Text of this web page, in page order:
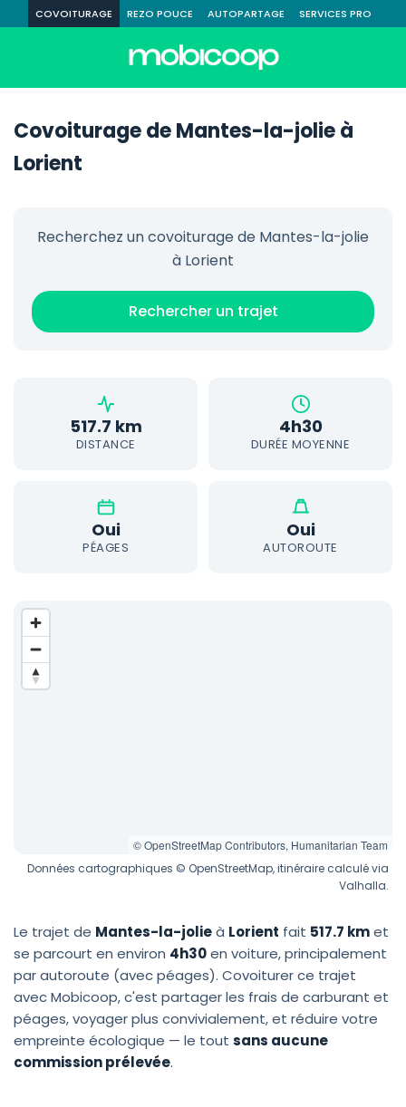
COVOITURAGE REZO POUCE AUTOPARTAGE SERVICES PRO
Covoiturage de Mantes-la-jolie à
Lorient
Recherchez un covoiturage de Mantes-la-jolie
à Lorient
Rechercher un trajet
517.7 km
DISTANCE
4h30
DURÉE MOYENNE
Oui
PÉAGES
Oui
AUTOROUTE
© OpenStreetMap Contributors, Humanitarian Team
Données cartographiques © OpenStreetMap, itinéraire calculé via
Valhalla.
Le trajet de Mantes-la-jolieà Lorient fait 517.7 kmet
se parcourt en environ 4h30en voiture, principalement
par autoroute (avec péages). Covoiturer ce trajet
avec Mobicoop, c'est partager les frais de carburant et
péages, voyager plus convivialement, et réduire votre
empreinte écologique — le tout sans aucune
commission prélevée.